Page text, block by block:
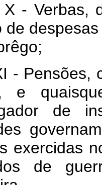
de
e
de
exercidas
de